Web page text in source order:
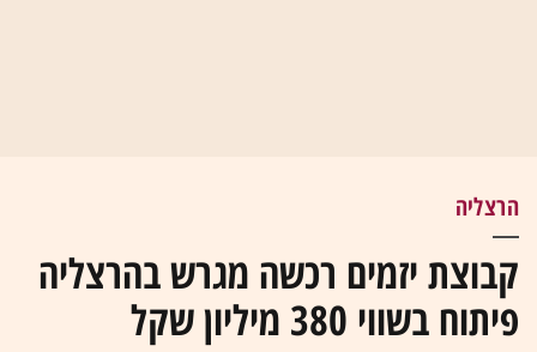
הרצליה
קבוצת יזמים רכשה מגרש בהרצליה
פיתוח בשווי 380 מיליון שקל